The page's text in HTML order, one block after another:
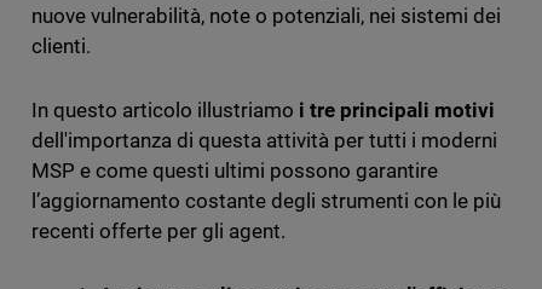
nuove vulnerabilità, note o potenziali, nei sistemi dei
clienti.
In questo articolo illustriamo i tre principali motivi
dell'importanza di questa attività per tutti i moderni
MSP e come questi ultimi possono garantire
l’aggiornamento costante degli strumenti con le più
recenti offerte per gli agent.